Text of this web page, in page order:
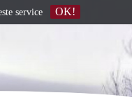
service OK!